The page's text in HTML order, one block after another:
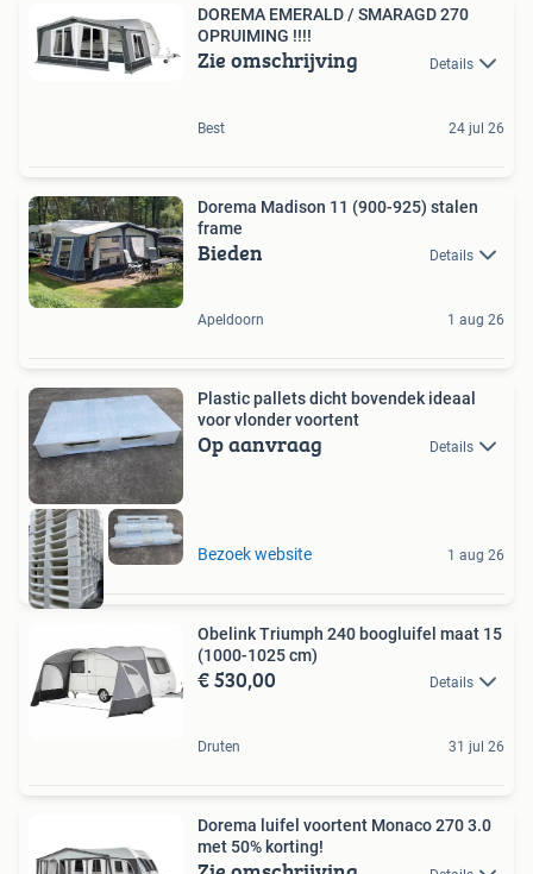
DOREMA EMERALD / SMARAGD 270
OPRUIMING !!!!
Zie omschrijving Details
Best 24 jul 26
Dorema Madison 11 (900-925) stalen
frame
Bieden Details
Apeldoorn 1 aug 26
Plastic pallets dicht bovendek ideaal
voor vlonder voortent
Op aanvraag Details
Bezoek website 1 aug 26
Obelink Triumph 240 boogluifel maat 15
(1000-1025 cm)
€ 530,00 Details
Druten 31 jul 26
Dorema luifel voortent Monaco 270 3.0
met 50% korting!